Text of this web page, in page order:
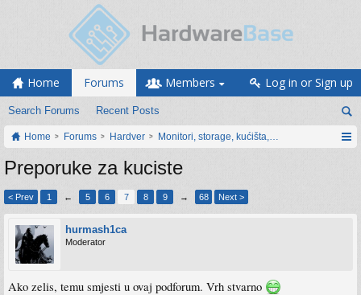
Home Forums
Search Forums Recent Posts
Members Log in or Sign up
Home Forums Hardver Monitori, storage, kućišta, periferija
Preporuke za kuciste
< Prev 1 ← 5 6 7 8 9 → 68 Next >
hurmash1ca
Moderator
Ako zelis, temu smjesti u ovaj podforum. Vrh stvarno